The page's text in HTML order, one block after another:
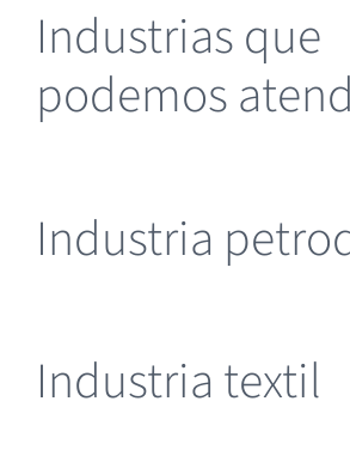
Industrias que
podemos
Industria
Industria textil